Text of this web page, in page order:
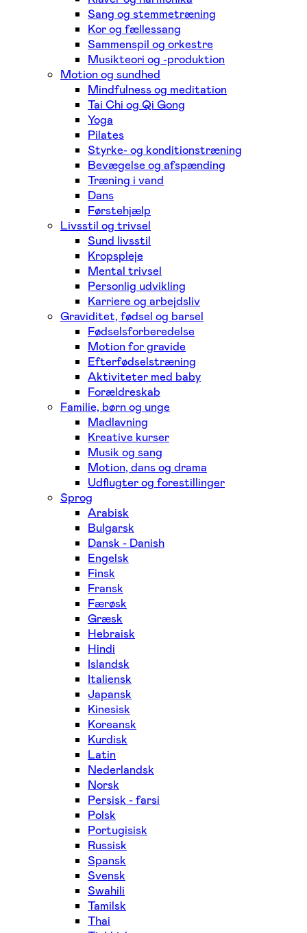
Sang og stemmetræning
Kor og fællessang
Sammenspil og orkestre
Musikteori og -produktion
Motion og sundhed
Mindfulness og meditation
Tai Chi og Qi Gong
Yoga
Pilates
Styrke- og konditionstræning
Bevægelse og afspænding
Træning i vand
Dans
Førstehjælp
Livsstil og trivsel
Sund livsstil
Kropspleje
Mental trivsel
Personlig udvikling
Karriere og arbejdsliv
Graviditet, fødsel og barsel
Fødselsforberedelse
Motion for gravide
Efterfødselstræning
Aktiviteter med baby
Forældreskab
Familie, børn og unge
Madlavning
Kreative kurser
Musik og sang
Motion, dans og drama
Udflugter og forestillinger
Sprog
Arabisk
Bulgarsk
Dansk - Danish
Engelsk
Finsk
Fransk
Færøsk
Græsk
Hebraisk
Hindi
Islandsk
Italiensk
Japansk
Kinesisk
Koreansk
Kurdisk
Latin
Nederlandsk
Norsk
Persisk - farsi
Polsk
Portugisisk
Russisk
Spansk
Svensk
Swahili
Tamilsk
Thai